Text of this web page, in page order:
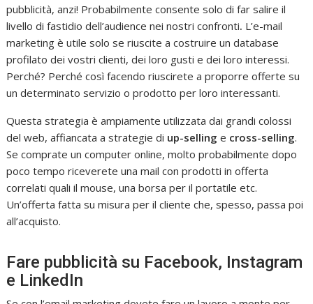
pubblicità, anzi! Probabilmente consente solo di far salire il
livello di fastidio dell’audience nei nostri confronti. L’e-mail
marketing è utile solo se riuscite a costruire un database
profilato dei vostri clienti, dei loro gusti e dei loro interessi.
Perché? Perché così facendo riuscirete a proporre offerte su
un determinato servizio o prodotto per loro interessanti.
Questa strategia è ampiamente utilizzata dai grandi colossi
del web, affiancata a strategie di up-selling e cross-selling.
Se comprate un computer online, molto probabilmente dopo
poco tempo riceverete una mail con prodotti in offerta
correlati quali il mouse, una borsa per il portatile etc.
Un’offerta fatta su misura per il cliente che, spesso, passa poi
all’acquisto.
Fare pubblicità su Facebook, Instagram
e LinkedIn